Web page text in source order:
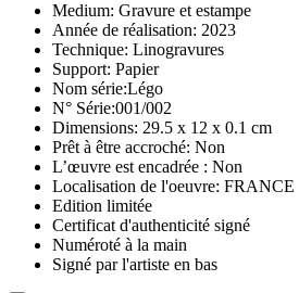
Medium: Gravure et estampe
Année de réalisation: 2023
Technique: Linogravures
Support: Papier
Nom série:Légo
N° Série:001/002
Dimensions: 29.5 x 12 x 0.1 cm
Prêt à être accroché: Non
L’œuvre est encadrée : Non
Localisation de l'oeuvre: FRANCE
Edition limitée
Certificat d'authenticité signé
Numéroté à la main
Signé par l'artiste en bas